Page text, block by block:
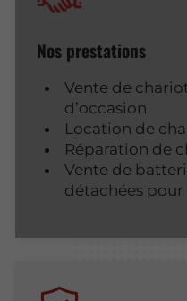
Nos prestations
Vente de
d’occasion
Location de
Réparation de
Vente de
détachées